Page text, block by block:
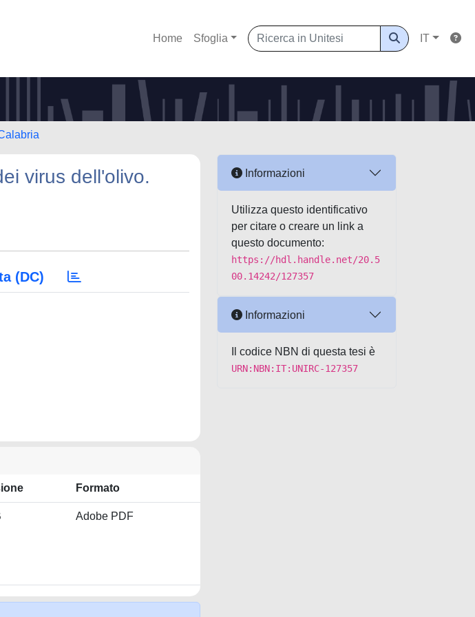
Home Sfoglia IT
virus dell'olivo.
(DC)
Formato
Adobe PDF
Informazioni
Utilizza questo identificativo
per citare o creare un link a
questo documento:
https://hdl.handle.net/20.5
00.14242/127357
Informazioni
Il codice NBN di questa tesi è
URN:NBN:IT:UNIRC-127357